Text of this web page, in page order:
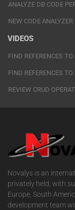
ANALYZE DB CODE
NEW CODE
VIDEOS
FIND REFERENCES
FIND REFERENCES
REVIEW CRUD
Novalys is an
privately held, with
Europe, South
development team